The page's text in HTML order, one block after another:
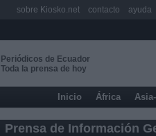
Periódicos de Ecuador
Toda la prensa de hoy
Inicio África
Prensa de Información
sobre Kiosko.net contacto ayuda